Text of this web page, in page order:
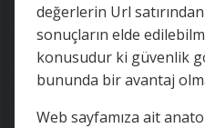
değerlerin Url
sonuçların elde
konusudur ki güvenlik
bununda bir avantaj
Web sayfamıza ait